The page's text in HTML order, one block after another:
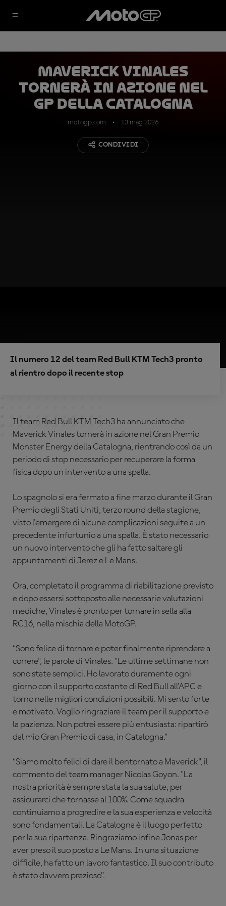
Maverick Vinales
tornerà in azione nel
GP della Catalogna
motogp.com 13 mag 2026
CONDIVIDI
Il numero 12 del team Red Bull KTM Tech3 pronto
al rientro dopo il recente stop
Il team Red Bull KTM Tech3 ha annunciato che
Maverick Vinales tornerà in azione nel Gran Premio
Monster Energy della Catalogna, rientrando così da un
periodo di stop necessario per recuperare la forma
fisica dopo un intervento a una spalla.
Lo spagnolo si era fermato a fine marzo durante il Gran
Premio degli Stati Uniti, terzo round della stagione,
visto l'emergere di alcune complicazioni seguite a un
precedente infortunio a una spalla. È stato necessario
un nuovo intervento che gli ha fatto saltare gli
appuntamenti di Jerez e Le Mans.
Ora, completato il programma di riabilitazione previsto
e dopo essersi sottoposto alle necessarie valutazioni
mediche, Vinales è pronto per tornare in sella alla
RC16, nella mischia della MotoGP.
“Sono felice di tornare e poter finalmente riprendere a
correre", le parole di Vinales. "Le ultime settimane non
sono state semplici. Ho lavorato duramente ogni
giorno con il supporto costante di Red Bull all'APC e
torno nelle migliori condizioni possibili. Mi sento forte
e motivato. Voglio ringraziare il team per il supporto e
la pazienza. Non potrei essere più entusiasta: ripartirò
dal mio Gran Premio di casa, in Catalogna.”
“Siamo molto felici di dare il bentornato a Maverick", il
commento del team manager Nicolas Goyon. "La
nostra priorità è sempre stata la sua salute, per
assicurarci che tornasse al 100%. Come squadra
continuiamo a progredire e la sua esperienza e velocità
sono fondamentali. La Catalogna è il luogo perfetto
per la sua ripartenza. Ringraziamo infine Jonas per
aver preso il suo posto a Le Mans. In una situazione
difficile, ha fatto un lavoro fantastico. Il suo contributo
è stato davvero prezioso”.